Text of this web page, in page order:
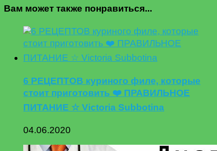
Вам может также понравиться...
6 РЕЦЕПТОВ куриного филе, которые
стоит приготовить ❤️ ПРАВИЛЬНОЕ
ПИТАНИЕ ☆ Victoria Subbotina
04.06.2020